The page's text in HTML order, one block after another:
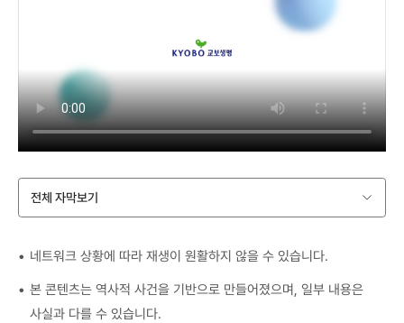
전체 자막보기
네트워크 상황에 따라 재생이 원활하지 않을 수 있습니다.
본 콘텐츠는 역사적 사건을 기반으로 만들어졌으며, 일부 내용은
사실과 다를 수 있습니다.